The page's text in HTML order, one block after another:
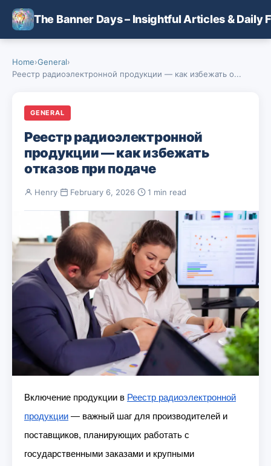
Skip to main content
The Banner Days – Insightful Articles & Daily
Home›General›
Реестр радиоэлектронной продукции — как избежать о...
GENERAL
Реестр радиоэлектронной
продукции — как избежать
отказов при подаче
Henry February 6, 2026 1 min read
Включение продукции в Реестр радиоэлектронной
продукции — важный шаг для производителей и
поставщиков, планирующих работать с
государственными заказами и крупными